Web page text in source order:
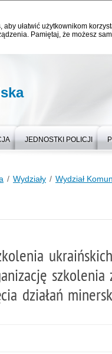
ułatwić użytkownikom
Pamiętaj, że możesz
JEDNOSTKI POLICJI
Wydziały Wydział
działań